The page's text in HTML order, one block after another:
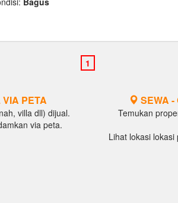
PETA
villa dll) dijual.
via peta.
SEWA -
Temukan
Lihat lokasi